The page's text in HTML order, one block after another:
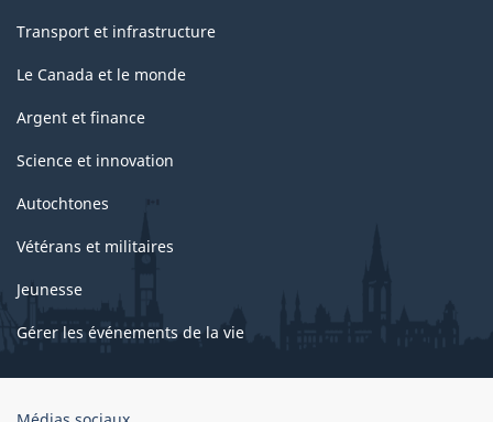
Transport et infrastructure
Le Canada et le monde
Argent et finance
Science et innovation
Autochtones
Vétérans et militaires
Jeunesse
Gérer les événements de la vie
Organisation